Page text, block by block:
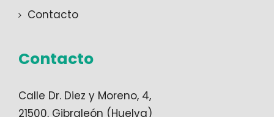
Contacto
Contacto
Calle Dr. Diez y Moreno, 4,
21500, Gibraleón (Huelva)